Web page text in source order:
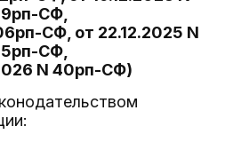
СФ,
СФ, от 22.12.2025 N
СФ,
N 40рп-СФ)